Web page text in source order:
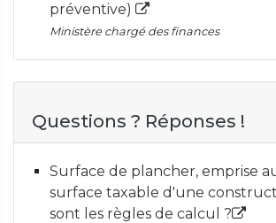
préventive)
Ministère chargé des finances
Questions ? Réponses !
Surface de plancher, emprise
surface taxable d'une
sont les règles de calcul ?